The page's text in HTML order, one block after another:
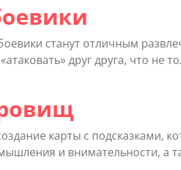
станут отличным
друг друга, что не
карты с подсказками,
и внимательности, а